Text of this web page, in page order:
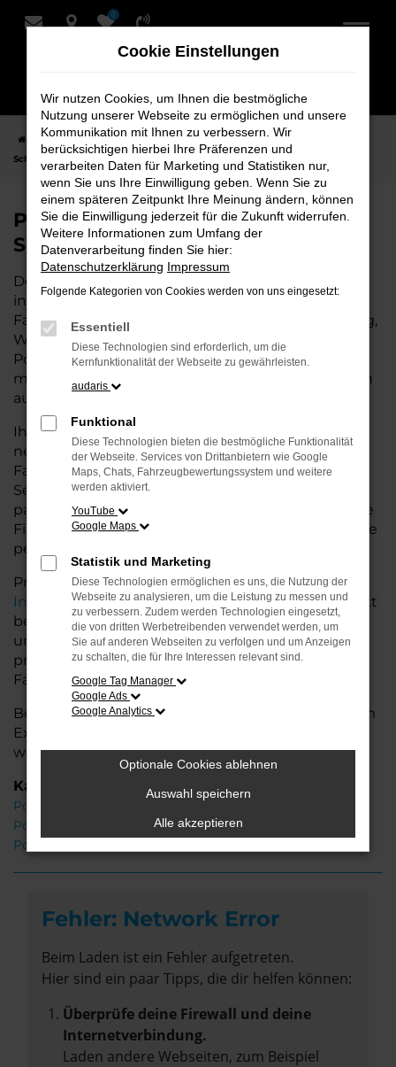
Zum
0
Startseite Rotenburg Porsche
Porsche Cayenne Fahrzeuge bei
Schmidt + Koch für Rotenburg
Porsche Cayenne Fahrzeuge bei
Schmidt + Koch für Rotenburg
Der Porsche Cayenne ist die perfekte Wahl für alle
in Rotenburg, die ein zuverlässiges und modernes
Fahrzeug suchen. Ob für den täglichen Arbeitsweg,
Wochenendausflüge oder lange Reisen, der
Porsche Cayenne bietet Komfort, Effizienz und
modernes Design, das sowohl in der Stadt als auch
auf dem Land glänzt.
Ihr Porsche Autohaus in Rotenburg bietet Ihnen
neben einer breiten Auswahl an Porsche
Fahrzeugen auch umfassende Beratung und
Service. Wir unterstützen Sie bei der Auswahl des
passenden Modells und bieten maßgeschneiderte
Finanzierungslösungen sowie Leasingoptionen, die
perfekt zu Ihrem Budget und Bedarf passen.
Profitieren Sie von zusätzlichen Services wie
Inzahlungnahme,Wartung und Reparaturendirekt
bei Ihrem Porsche Autohaus in Rotenburg. Mit
unserer großen Auswahl an Fahrzeugen und der
professionellen Beratung finden Sie bei uns das
Fahrzeug, das Ihre Ansprüche erfüllt.
Besuchen Sie uns und lassen Sie sich von unserem
Expertenteam beraten – der Porsche Cayenne
wartet auf Sie!
Kategorie
Porsche Cayenne Rotenburg
Porsche Cayenne Gebrauchtwagen Rotenburg
Porsche Cayenne Neuwagen Rotenburg
Fehler: Network Error
Beim Laden ist ein Fehler aufgetreten.
Hier sind ein paar Tipps, die dir helfen können:
Überprüfe deine Firewall und deine
Internetverbindung.
Laden andere Webseiten, zum Beispiel
Cookie Einstellungen
Wir nutzen Cookies, um Ihnen die bestmögliche
Nutzung unserer Webseite zu ermöglichen und unsere
Kommunikation mit Ihnen zu verbessern. Wir
berücksichtigen hierbei Ihre Präferenzen und
verarbeiten Daten für Marketing und Statistiken nur,
wenn Sie uns Ihre Einwilligung geben. Wenn Sie zu
einem späteren Zeitpunkt Ihre Meinung ändern, können
Sie die Einwilligung jederzeit für die Zukunft widerrufen.
Weitere Informationen zum Umfang der
Datenverarbeitung finden Sie hier:
Datenschutzerklärung Impressum
Folgende Kategorien von Cookies werden von uns eingesetzt:
Essentiell
Diese Technologien sind erforderlich, um die
Kernfunktionalität der Webseite zu gewährleisten.
audaris
Funktional
Diese Technologien bieten die bestmögliche Funktionalität
der Webseite. Services von Drittanbietern wie Google
Maps, Chats, Fahrzeugbewertungssystem und weitere
werden aktiviert.
YouTube
Google Maps
Statistik und Marketing
Diese Technologien ermöglichen es uns, die Nutzung der
Webseite zu analysieren, um die Leistung zu messen und
zu verbessern. Zudem werden Technologien eingesetzt,
die von dritten Werbetreibenden verwendet werden, um
Sie auf anderen Webseiten zu verfolgen und um Anzeigen
zu schalten, die für Ihre Interessen relevant sind.
Google Tag Manager
Google Ads
Google Analytics
Optionale Cookies ablehnen
Auswahl speichern
Alle akzeptieren